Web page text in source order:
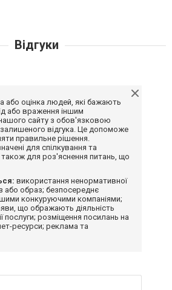
Відгуки
або оцінка людей, які бажають
або враження іншим
сайту з обов'язковою
відгука. Це допоможе
правильне рішення.
для спілкування та
для роз'яснення питань, що
використання ненормативної
або образ; безпосереднє
конкуруючими компаніями;
що ображають діяльність
послуги; розміщення посилань на
ресурси; реклама та